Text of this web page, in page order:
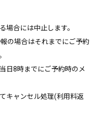
場合には中止します。
の場合はそれまでにご予約
日8時までにご予約時のメ
キャンセル処理(利用料返